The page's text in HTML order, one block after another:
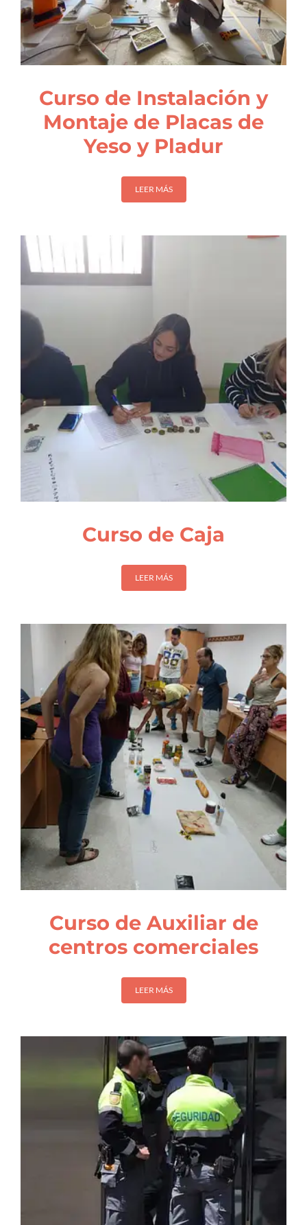
Curso de Instalación y
Montaje de Placas de
Yeso y Pladur
LEER MÁS
Curso de Caja
LEER MÁS
Curso de Auxiliar de
centros comerciales
LEER MÁS